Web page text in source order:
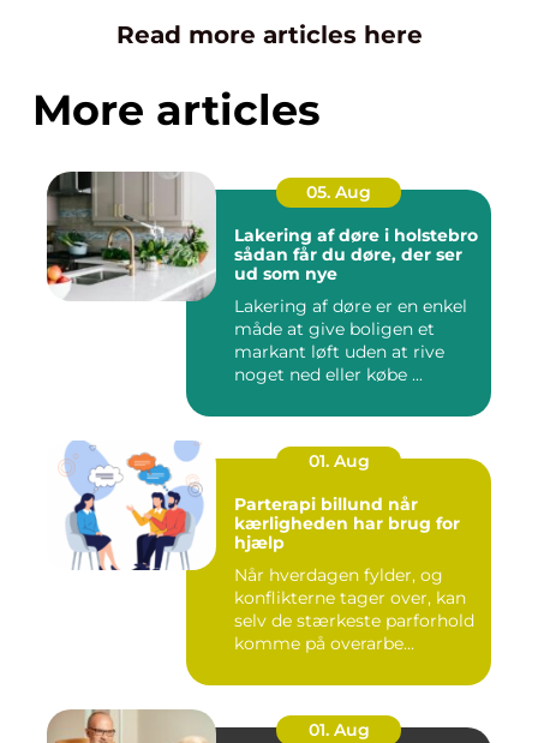
Read more articles here
More articles
05. Aug
Lakering af døre i holstebro
sådan får du døre, der ser
ud som nye
Lakering af døre er en enkel
måde at give boligen et
markant løft uden at rive
noget ned eller købe ...
01. Aug
Parterapi billund når
kærligheden har brug for
hjælp
Når hverdagen fylder, og
konflikterne tager over, kan
selv de stærkeste parforhold
komme på overarbe...
01. Aug